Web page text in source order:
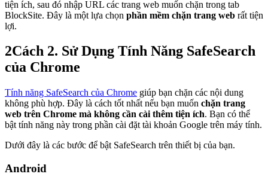
tiện ích, sau đó nhập URL các trang web muốn chặn trong tab
BlockSite. Đây là một lựa chọn phần mềm chặn trang web rất tiện
lợi.
2Cách 2. Sử Dụng Tính Năng SafeSearch
của Chrome
Tính năng SafeSearch của Chrome giúp bạn chặn các nội dung
không phù hợp. Đây là cách tốt nhất nếu bạn muốn chặn trang
web trên Chrome mà không cần cài thêm tiện ích. Bạn có thể
bật tính năng này trong phần cài đặt tài khoản Google trên máy tính.
Dưới đây là các bước để bật SafeSearch trên thiết bị của bạn.
Android